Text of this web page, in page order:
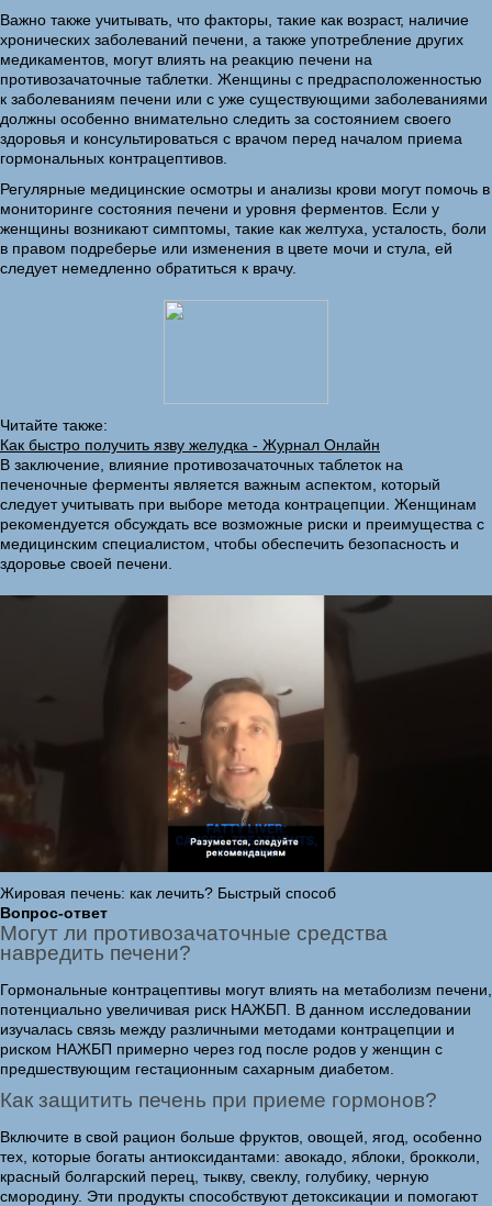
Важно также учитывать, что факторы, такие как возраст, наличие
хронических заболеваний печени, а также употребление других
медикаментов, могут влиять на реакцию печени на
противозачаточные таблетки. Женщины с предрасположенностью
к заболеваниям печени или с уже существующими заболеваниями
должны особенно внимательно следить за состоянием своего
здоровья и консультироваться с врачом перед началом приема
гормональных контрацептивов.
Регулярные медицинские осмотры и анализы крови могут помочь в
мониторинге состояния печени и уровня ферментов. Если у
женщины возникают симптомы, такие как желтуха, усталость, боли
в правом подреберье или изменения в цвете мочи и стула, ей
следует немедленно обратиться к врачу.
Читайте также:
Как быстро получить язву желудка - Журнал Онлайн
В заключение, влияние противозачаточных таблеток на
печеночные ферменты является важным аспектом, который
следует учитывать при выборе метода контрацепции. Женщинам
рекомендуется обсуждать все возможные риски и преимущества с
медицинским специалистом, чтобы обеспечить безопасность и
здоровье своей печени.
Жировая печень: как лечить? Быстрый способ
Вопрос-ответ
Могут ли противозачаточные средства
навредить печени?
Гормональные контрацептивы могут влиять на метаболизм печени,
потенциально увеличивая риск НАЖБП. В данном исследовании
изучалась связь между различными методами контрацепции и
риском НАЖБП примерно через год после родов у женщин с
предшествующим гестационным сахарным диабетом.
Как защитить печень при приеме гормонов?
Включите в свой рацион больше фруктов, овощей, ягод, особенно
тех, которые богаты антиоксидантами: авокадо, яблоки, брокколи,
красный болгарский перец, тыкву, свеклу, голубику, черную
смородину. Эти продукты способствуют детоксикации и помогают